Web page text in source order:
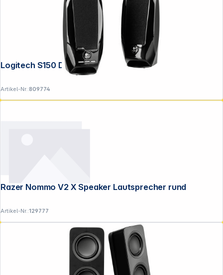
Logitech S150 Digital USB black
Artikel-Nr.:809774
Razer Nommo V2 X Speaker Lautsprecher rund
Artikel-Nr.:129777